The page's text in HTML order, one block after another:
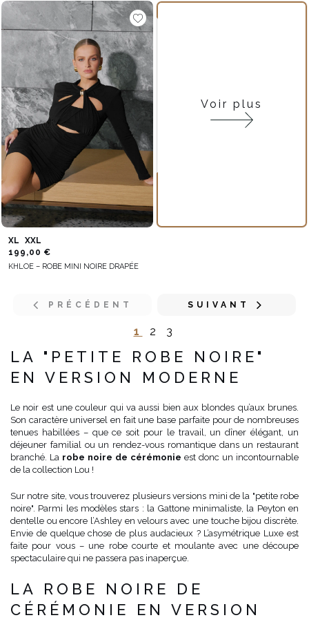
XL
XXL
199,00 €
KHLOE – ROBE MINI NOIRE DRAPÉE
Voir plus
PRÉCÉDENT
1 2 3
SUIVANT
LA "PETITE ROBE NOIRE"
EN VERSION MODERNE
Le noir est une couleur qui va aussi bien aux blondes qu’aux brunes.
Son caractère universel en fait une base parfaite pour de nombreuses
tenues habillées – que ce soit pour le travail, un dîner élégant, un
déjeuner familial ou un rendez-vous romantique dans un restaurant
branché. La robe noire de cérémonie est donc un incontournable
de la collection Lou !
Sur notre site, vous trouverez plusieurs versions mini de la "petite robe
noire". Parmi les modèles stars : la Gattone minimaliste, la Peyton en
dentelle ou encore l’Ashley en velours avec une touche bijou discrète.
Envie de quelque chose de plus audacieux ? L’asymétrique Luxe est
faite pour vous – une robe courte et moulante avec une découpe
spectaculaire qui ne passera pas inaperçue.
LA ROBE NOIRE DE
CÉRÉMONIE EN VERSION